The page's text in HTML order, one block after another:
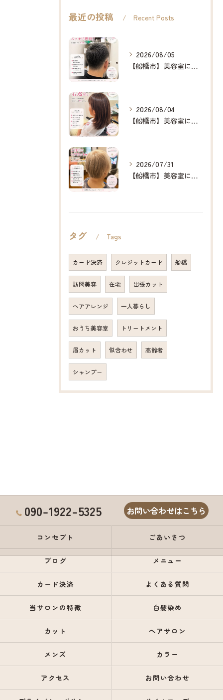
最近の投稿 Recent Posts
2026/08/05
【船橋市】美容室に行けない…をなくしたい✂️✨
2026/08/04
【船橋市】美容室に行けない…をなくしたい✂️✨
2026/07/31
【船橋市】美容室に行けない…をなくしたい✂️✨
タグ Tags
カード決済 クレジットカード 船橋
訪問美容 在宅 出張カット
ヘアアレンジ 一人暮らし
おうち美容室 トリートメント
眉カット 似合わせ 高齢者
シャンプー
090-1922-5325 お問い合わせはこちら
コンセプト ごあいさつ
ブログ メニュー
カード決済 よくある質問
当サロンの特徴 白髪染め
カット ヘアサロン
メンズ カラー
アクセス お問い合わせ